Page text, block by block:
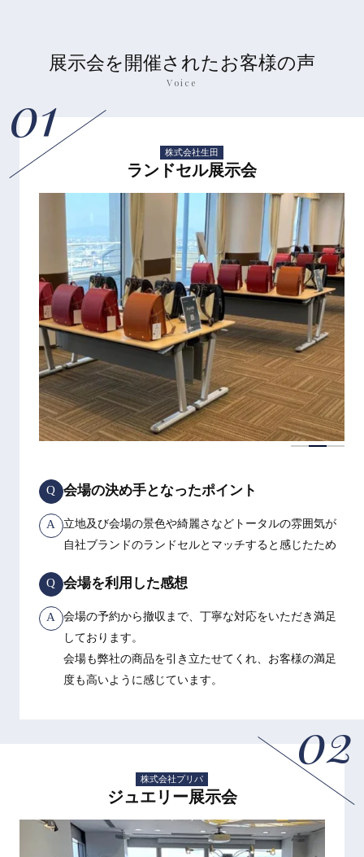
展示会を開催されたお客様の声
Voice
01
株式会社生田
ランドセル展示会
Q 会場の決め手となったポイント
A
立地及び会場の景色や綺麗さなどトータルの雰囲気が
自社ブランドのランドセルとマッチすると感じたため
Q 会場を利用した感想
A
会場の予約から撤収まで、丁寧な対応をいただき満足
しております。
会場も弊社の商品を引き立たせてくれ、お客様の満足
度も高いように感じています。
02
株式会社プリパ
ジュエリー展示会